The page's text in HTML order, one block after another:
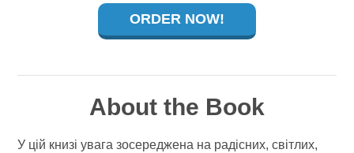
ORDER NOW!
About the Book
У цій книзі увага зосереджена на радісних, світлих,